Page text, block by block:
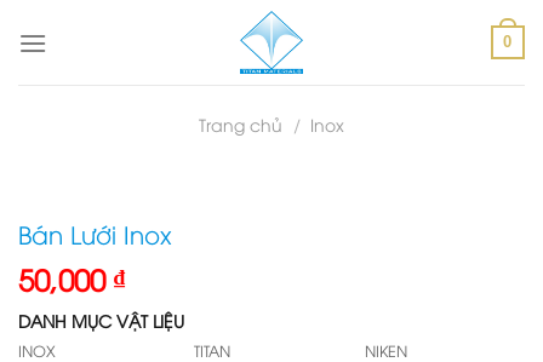
0
Trang chủ / Inox
Bán Lưới Inox
50,000 ₫
DANH MỤC VẬT LIỆU
INOX TITAN
NIKEN